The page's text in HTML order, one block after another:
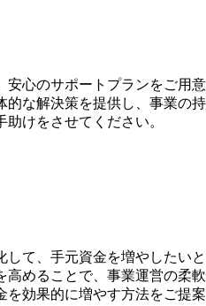
心のサポートプランをご
な解決策を提供し、事業
けをさせてください。
て、手元資金を増やした
めることで、事業運営の
効果的に増やす方法をご提案